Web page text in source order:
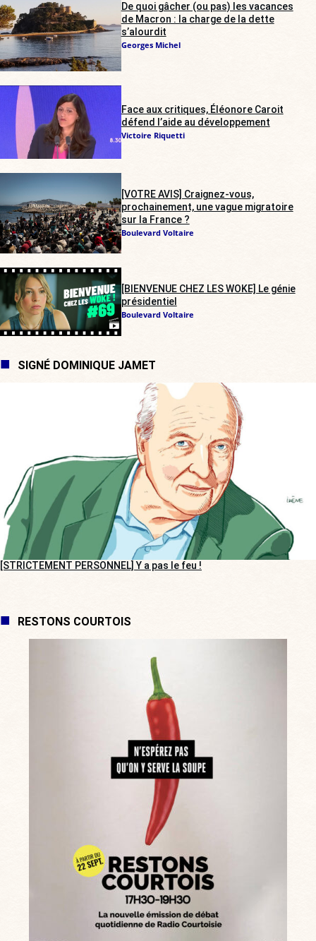
De quoi gâcher (ou pas) les vacances
de Macron : la charge de la dette
s’alourdit
Georges Michel
Face aux critiques, Éléonore Caroit
défend l’aide au développement
Victoire Riquetti
[VOTRE AVIS] Craignez-vous,
prochainement, une vague migratoire
sur la France ?
Boulevard Voltaire
[BIENVENUE CHEZ LES WOKE] Le génie
présidentiel
Boulevard Voltaire
SIGNÉ DOMINIQUE JAMET
[STRICTEMENT PERSONNEL] Y a pas le feu !
RESTONS COURTOIS